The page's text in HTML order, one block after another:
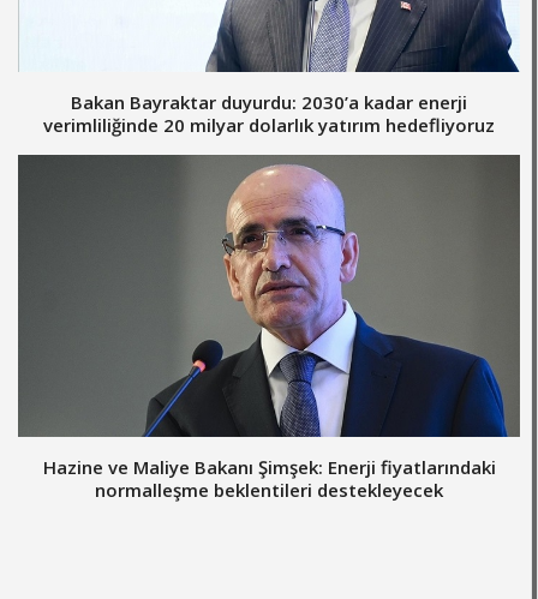
Bakan Bayraktar duyurdu: 2030’a kadar enerji
verimliliğinde 20 milyar dolarlık yatırım hedefliyoruz
Hazine ve Maliye Bakanı Şimşek: Enerji fiyatlarındaki
normalleşme beklentileri destekleyecek